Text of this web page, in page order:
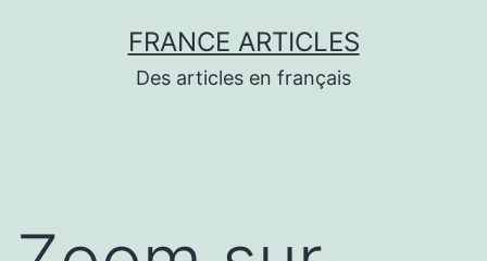
FRANCE ARTICLES
Des articles en français